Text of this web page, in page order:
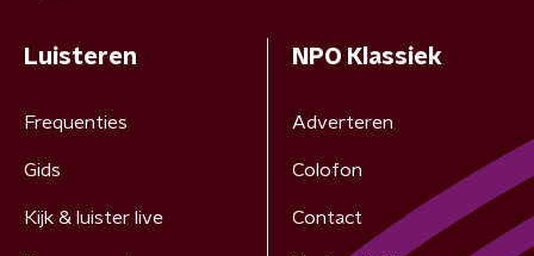
Luisteren
Frequenties
Gids
Kijk & luister live
NPO Klassiek
Adverteren
Colofon
Contact